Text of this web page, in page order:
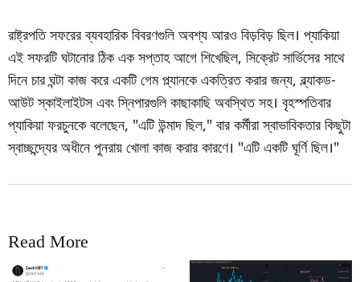
রাষ্ট্রপতি সফরের ব্যবহারিক বিবরণগুলি অবশ্য আরও বিড়বিড় ছিল। প্যাকিয়া
এই সফরটি ঘটানোর ঠিক এক সপ্তাহ আগে শিখেছিল, সিক্রেট সার্ভিসের সাথে
দিনে চার ঘন্টা কাজ করে একটি গেম প্ল্যানকে একত্রিত করার জন্য, ব্ল্যাকড-
আউট স্কাইলাইটস এবং স্নিপারগুলি কাছাকাছি অবস্থিত সহ। বৃহস্পতিবার
প্যাকিয়া ফরচুনকে বলেছেন, "এটি উন্মাদ ছিল," বার কর্মীরা স্বাভাবিকতার কিছুটা
স্বাচ্ছন্দ্যের অধীনে পুনরায় খোলা কাজ করার কারণে। "এটি একটি ঘূর্ণি ছিল।"
Read More